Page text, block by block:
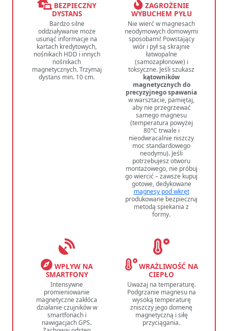
BEZPIECZNY
DYSTANS
Bardzo silne
oddziaływanie może
usunąć informacje na
kartach kredytowych,
nośnikach HDD i innych
nośnikach
magnetycznych. Trzymaj
dystans min. 10 cm.
ZAGROŻENIE
WYBUCHEM PYŁU
Nie wierć w magnesach
neodymowych domowymi
sposobami! Powstający
wiór i pył są skrajnie
łatwopalne
(samozapłonowe) i
toksyczne. Jeśli szukasz
kątowników
magnetycznych do
precyzyjnego spawania
w warsztacie, pamiętaj,
aby nie przegrzewać
samego magnesu
(temperatura powyżej
80°C trwale i
nieodwracalnie niszczy
moc standardowego
neodymu). Jeśli
potrzebujesz otworu
montażowego, nie próbuj
go wiercić – zawsze kupuj
gotowe, dedykowane
magnesy pod wkręt
produkowane bezpieczną
metodą spiekania z
formy.
WPŁYW NA
SMARTFONY
Intensywne
promieniowanie
magnetyczne zakłóca
działanie czujników w
smartfonach i
nawigacjach GPS.
WRAŻLIWOŚĆ NA
CIEPŁO
Uważaj na temperaturę.
Podgrzanie magnesu na
wysoką temperaturę
zniszczy jego domenę
magnetyczną i siłę
przyciągania.